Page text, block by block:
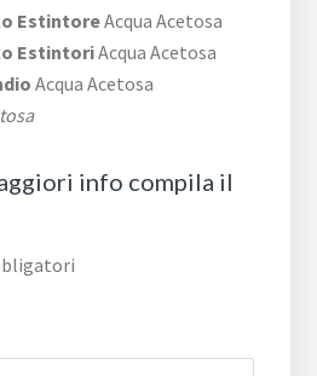
EstintoreAcqua Acetosa
EstintoriAcqua Acetosa
Acqua Acetosa
info compila il